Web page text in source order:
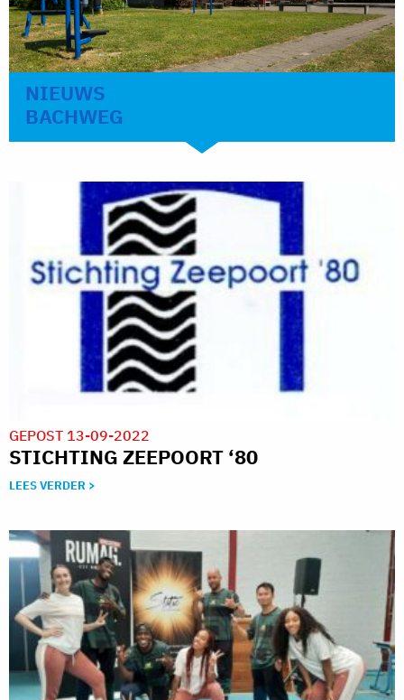
NIEUWS
BACHWEG
GEPOST 13-09-2022
STICHTING ZEEPOORT ‘80
LEES VERDER >